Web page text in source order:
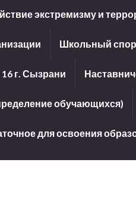
экстремизму и
Школьный
г. Сызрани
обучающихся)
для освоения